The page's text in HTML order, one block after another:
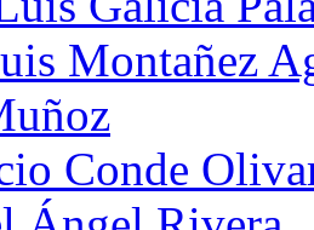
Montañez
Conde